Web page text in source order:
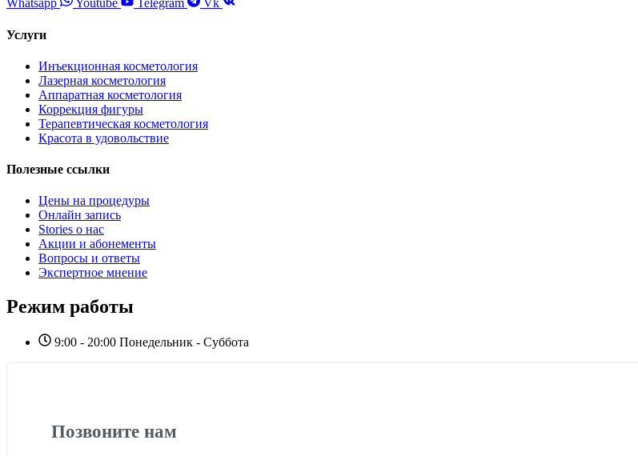
Whatsapp Youtube Telegram Vk
Услуги
Инъекционная косметология
Лазерная косметология
Аппаратная косметология
Коррекция фигуры
Терапевтическая косметология
Красота в удовольствие
Полезные ссылки
Цены на процедуры
Онлайн запись
Stories о нас
Акции и абонементы
Вопросы и ответы
Экспертное мнение
Режим работы
9:00 - 20:00 Понедельник - Суббота
Позвоните нам